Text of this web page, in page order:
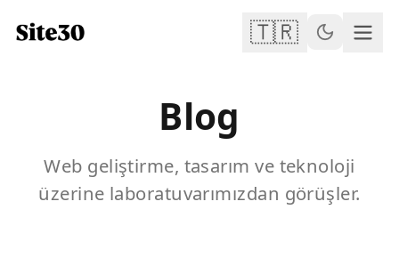
🇹🇷
Blog
Web geliştirme, tasarım ve teknoloji
üzerine laboratuvarımızdan görüşler.